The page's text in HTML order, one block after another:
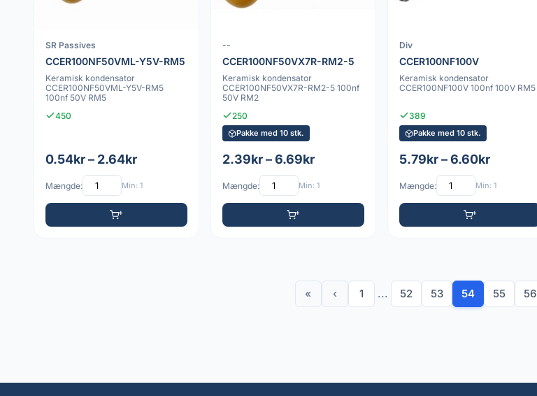
SR Passives
CCER100NF50VML-Y5V-RM5
Keramisk kondensator
CCER100NF50VML-Y5V-RM5
100nf 50V RM5
450
0.54kr – 2.64kr
Mængde: Min: 1
--
CCER100NF50VX7R-RM2-5
Keramisk kondensator
CCER100NF50VX7R-RM2-5 100nf
50V RM2
250
Pakke med 10 stk.
2.39kr – 6.69kr
Mængde: Min: 1
Div
CCER100NF100V
Keramisk kondensator
CCER100NF100V 100nf 100V RM5
389
Pakke med 10 stk.
5.79kr – 6.60kr
Mængde: Min: 1
« ‹ 1 ... 52 53 54 55 56